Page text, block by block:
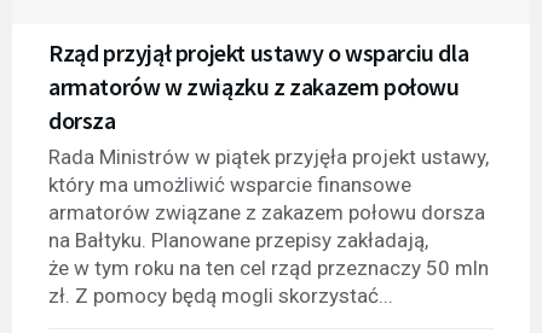
Rząd przyjął projekt ustawy o wsparciu dla
armatorów w związku z zakazem połowu
dorsza
Rada Ministrów w piątek przyjęła projekt ustawy,
który ma umożliwić wsparcie finansowe
armatorów związane z zakazem połowu dorsza
na Bałtyku. Planowane przepisy zakładają,
że w tym roku na ten cel rząd przeznaczy 50 mln
zł. Z pomocy będą mogli skorzystać...